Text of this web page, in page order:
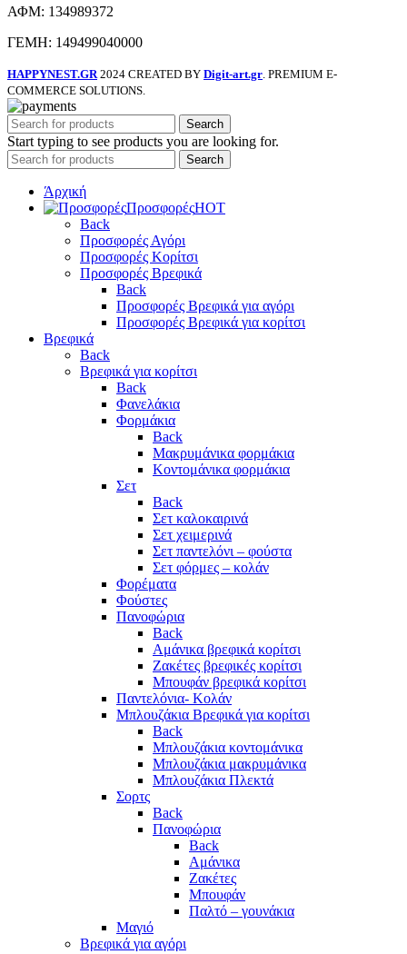
ΑΦΜ: 134989372
ΓΕΜΗ: 149499040000
HAPPYNEST.GR 2024 CREATED BY Digit-art.gr . PREMIUM E-
COMMERCE SOLUTIONS.
Search
Start typing to see products you are looking for.
Search
Άρχική
ΠροσφορέςHOT
Back
Προσφορές Αγόρι
Προσφορές Κορίτσι
Προσφορές Βρεφικά
Back
Προσφορές Βρεφικά για αγόρι
Προσφορές Βρεφικά για κορίτσι
Βρεφικά
Back
Βρεφικά για κορίτσι
Back
Φανελάκια
Φορμάκια
Back
Μακρυμάνικα φορμάκια
Κοντομάνικα φορμάκια
Σετ
Back
Σετ καλοκαιρινά
Σετ χειμερινά
Σετ παντελόνι – φούστα
Σετ φόρμες – κολάν
Φορέματα
Φούστες
Πανοφώρια
Back
Αμάνικα βρεφικά κορίτσι
Ζακέτες βρεφικές κορίτσι
Μπουφάν βρεφικά κορίτσι
Παντελόνια- Κολάν
Μπλουζάκια Βρεφικά για κορίτσι
Back
Μπλουζάκια κοντομάνικα
Μπλουζάκια μακρυμάνικα
Μπλουζάκια Πλεκτά
Σορτς
Back
Πανοφώρια
Back
Αμάνικα
Ζακέτες
Μπουφάν
Παλτό – γουνάκια
Μαγιό
Βρεφικά για αγόρι